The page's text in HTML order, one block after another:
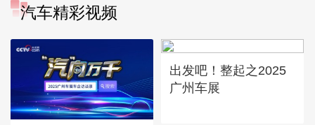
汽车精彩视频
出发吧！整起之2025
广州车展